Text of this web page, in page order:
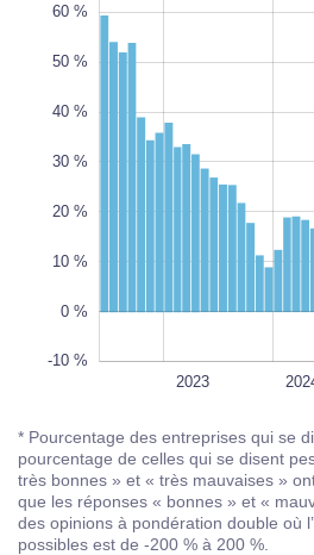
-10 %
60 %
50 %
40 %
30 %
20 %
10 %
0 %
-10 %
janv. 2024
juill. 2023
janv. 2023
juill. 2022
janv. 20222023
janv. 2026
* Pourcentage des entreprises qui se
pourcentage de celles qui se disent
très bonnes » et « très mauvaises »
que les réponses « bonnes » et «
des opinions à pondération double où
possibles est de -200 % à 200 %.